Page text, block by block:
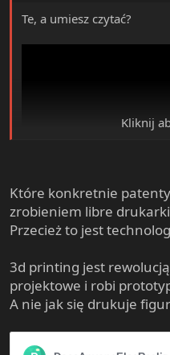
Te, a umiesz czytać?
View: https://www.youtube.com/
Kliknij
Które konkretnie
zrobieniem libre
Przecież to jest
3d printing jest
projektowe i robi
A nie jak się drukuje